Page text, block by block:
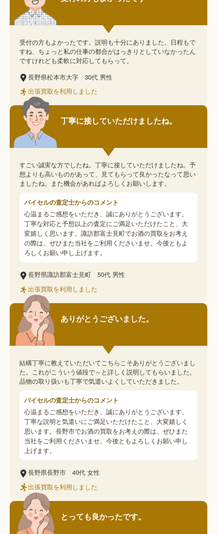
受付の方もよかったです。説明も十分にありました。日程もで
すね、ちょっと私の仕事の都合がはっきりとしていなかったん
ですけれども柔軟に対応してもらって。
長野県松本市大字
30代 男性
出張買取を利用しました
丁寧に接していただけましたね。
すごい誠実な方でしたね。丁寧に接していただけましたね。予
想よりも高いものがあって、見てもらって良かったなって思い
ましたね。また機会があればよろしくお願いします。
バイセルの査定士からのコメント
心温まるご感想をいただき、誠にありがとうございます。
丁寧な対応と予想以上の査定にご満足いただけたこと、大
変嬉しく思います。諏訪郡富士見町でお酒の買取をお考え
の際は、ぜひまた当社をご利用くださいませ。今後ともよ
ろしくお願い申し上げます。
長野県諏訪郡富士見町 50代 男性
出張買取を利用しました
ありがとうございました。
結構丁寧に教えていただいてこちらこそありがとうございまし
た。これがこういう値段で～と詳しく説明してもらいました。
品物の取り扱いも丁寧で気遣いよくしていただきました。
バイセルの査定士からのコメント
心温まるご感想をいただき、誠にありがとうございます。
丁寧な説明と気遣いにご満足いただけたこと、大変嬉しく
思います。長野市でお酒の買取をお考えの際は、ぜひまた
当社をご利用くださいませ。今後ともよろしくお願い申し
上げます。
長野県長野市 40代 女性
出張買取を利用しました
とっても良かったです。